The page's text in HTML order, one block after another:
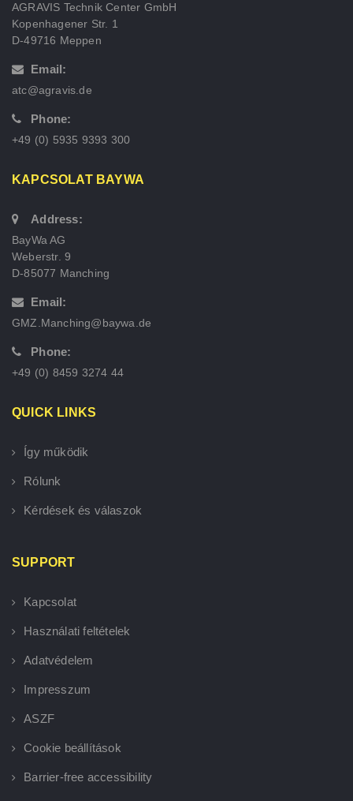
AGRAVIS Technik Center GmbH
Kopenhagener Str. 1
D-49716 Meppen
Email:
atc@agravis.de
Phone:
+49 (0) 5935 9393 300
KAPCSOLAT BAYWA
Address:
BayWa AG
Weberstr. 9
D-85077 Manching
Email:
GMZ.Manching@baywa.de
Phone:
+49 (0) 8459 3274 44
QUICK LINKS
Így működik
Rólunk
Kérdések és válaszok
SUPPORT
Kapcsolat
Használati feltételek
Adatvédelem
Impresszum
ASZF
Cookie beállítások
Barrier-free accessibility